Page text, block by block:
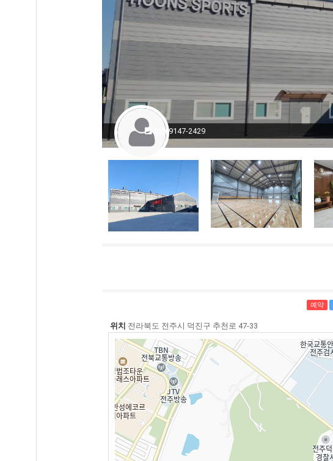
010-9147-2429
예약
위치 전라북도 전주시 덕진구 추천로 47-33